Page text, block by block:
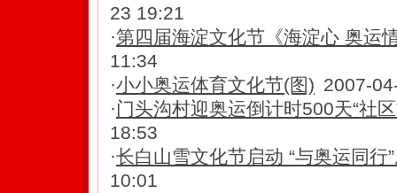
23 19:21
·第四届海淀文化节《海淀心 奥运
11:34
·小小奥运体育文化节(图) 2007-
·门头沟村迎奥运倒计时500天“社
18:53
·长白山雪文化节启动 “与奥运同行
10:01